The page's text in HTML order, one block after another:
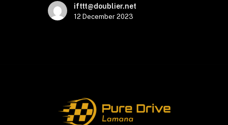
ifttt@doublier.net
12 December 2023